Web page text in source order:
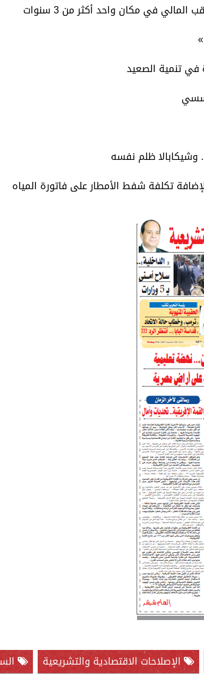
في مكان واحد أكثر من 3 سنوات
في تنمية الصعيد
وشيكابالا ظلم نفسه
تكلفة شفط الأمطار على فاتورة المياه
الإصلاحات الاقتصادية والتشريعية